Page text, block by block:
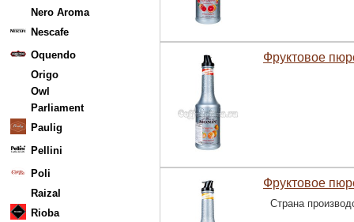
Nero Aroma
Nescafe
Oquendo
Origo
Owl
Parliament
Paulig
Pellini
Poli
Raizal
Rioba
Фруктовое
Фруктовое
Страна